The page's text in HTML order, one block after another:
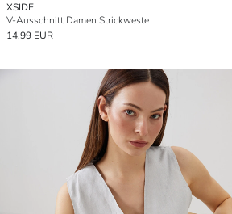
XSIDE
V-Ausschnitt Damen Strickweste
14.99 EUR